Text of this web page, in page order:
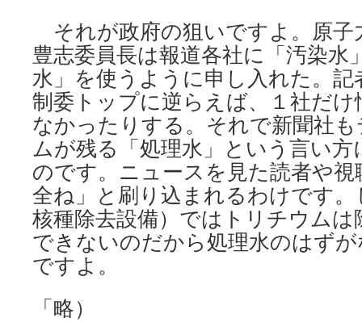
それが政府の狙いですよ。原子
豊志委員長は報道各社に「汚染水
水」を使うように申し入れた。
制委トップに逆らえば、１社だ
なかったりする。それで新聞社
ムが残る「処理水」という言い
のです。ニュースを見た読者や
全ね」と刷り込まれるわけです。
核種除去設備）ではトリチウム
できないのだから処理水のはずが
ですよ。
「略）